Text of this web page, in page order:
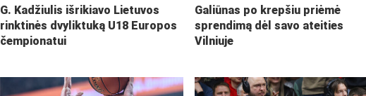
G. Kadžiulis išrikiavo Lietuvos
rinktinės dvyliktuką U18 Europos
čempionatui
Galiūnas po krepšiu priėmė
sprendimą dėl savo ateities
Vilniuje